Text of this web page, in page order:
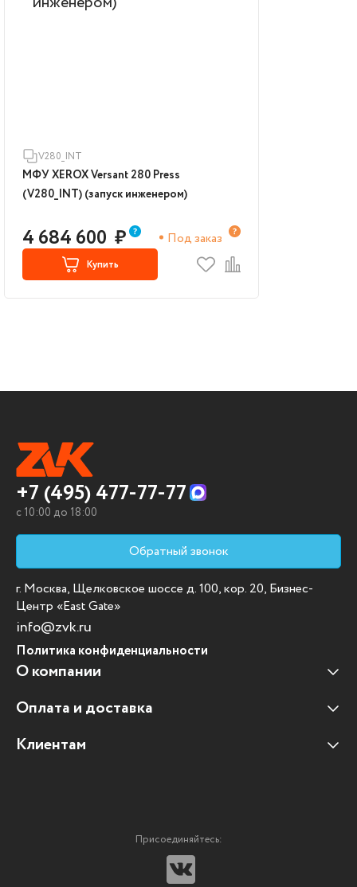
V280_INT
МФУ XEROX Versant 280 Press
(V280_INT) (запуск инженером)
4 684 600 ₽ Под заказ
Купить
+7 (495) 477-77-77
c 10:00 до 18:00
Обратный звонок
г. Москва, Щелковское шоссе д. 100, кор. 20, Бизнес-
Центр «East Gate»
info@zvk.ru
Политика конфиденциальности
О компании
Наши клиенты
Отзывы клиентов
Оплата и доставка
Оплата и доставка
Клиентам
Мультимедийное оборудование
Присоединяйтесь: